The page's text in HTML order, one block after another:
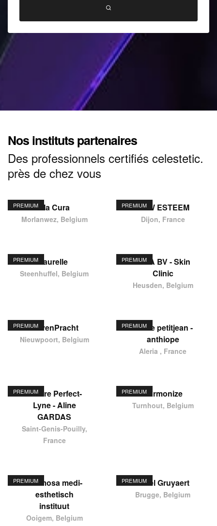
Nos instituts partenaires
Des professionnels certifiés celestetic.
près de chez vous
PREMIUM Ma Cura
Morlanwez, Belgium
PREMIUMNEW ESTEEM
Dijon, France
PREMIUM laurelle
Steenhuffel, Belgium
PREMIUMKIMA BV - Skin
Clinic
Heusden, Belgium
PREMIUMHavenPracht
Nieuwpoort, Belgium
PREMIUM
elodie petitjean -
anthiope
Aleria , France
PREMIUMCentre Perfect-
Lyne - Aline
GARDAS
Saint-Genis-Pouilly,
France
PREMIUMHarmonize
Turnhout, Belgium
PREMIUMHermosa medi-
esthetisch
instituut
Ooigem, Belgium
PREMIUMKarel Gruyaert
Brugge, Belgium